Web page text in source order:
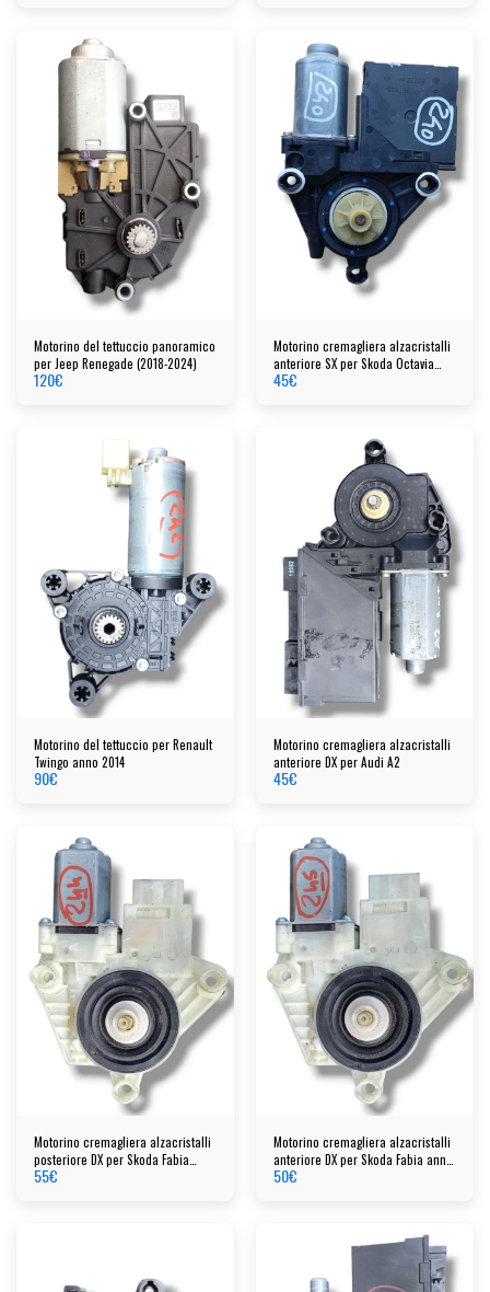
Motorino del tettuccio panoramico
per Jeep Renegade (2018-2024)
120€
Motorino cremagliera alzacristalli
anteriore SX per Skoda Octavia
anno 2008
45€
Motorino del tettuccio per Renault
Twingo anno 2014
90€
Motorino cremagliera alzacristalli
anteriore DX per Audi A2
45€
Motorino cremagliera alzacristalli
posteriore DX per Skoda Fabia
anno 2015
55€
Motorino cremagliera alzacristalli
anteriore DX per Skoda Fabia anno
2015
50€